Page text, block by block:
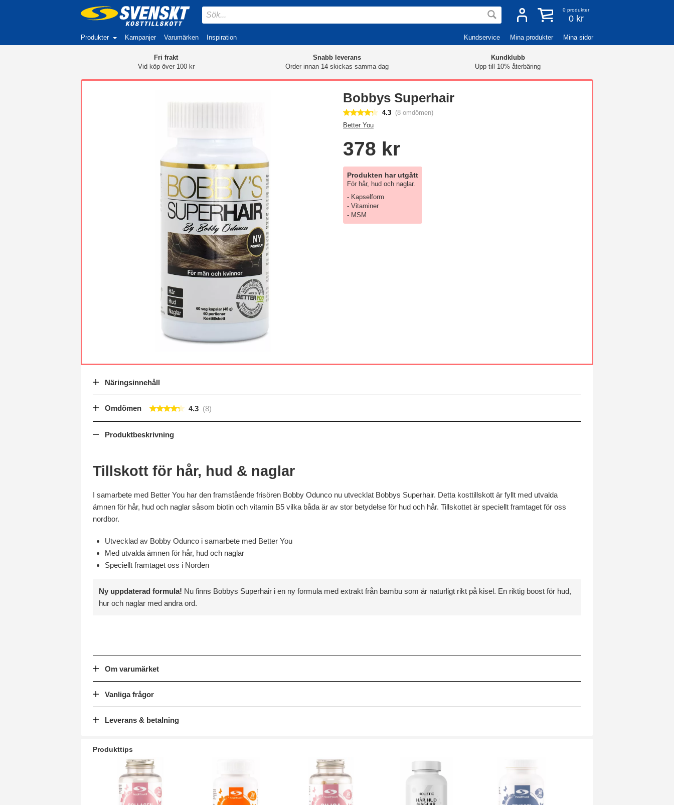
0 produkter
0 kr
Produkter Kampanjer Varumärken Inspiration Kundservice Mina produkter Mina sidor
Fri frakt
Vid köp över 100 kr
Snabb leverans
Order innan 14 skickas samma dag
Kundklubb
Upp till 10% återbäring
Bobbys Superhair
4.3 (8 omdömen)
Better You
378 kr
Produkten har utgått
För hår, hud och naglar.
- Kapselform
- Vitaminer
- MSM
Näringsinnehåll
Omdömen 4.3
Produktbeskrivning
Tillskott för hår, hud & naglar
I samarbete med Better You har den framstående frisören Bobby Odunco nu utvecklat Bobbys Superhair. Detta kosttillskott är fyllt med utvalda
ämnen för hår, hud och naglar såsom biotin och vitamin B5 vilka båda är av stor betydelse för hud och hår. Tillskottet är speciellt framtaget för oss
nordbor.
Utvecklad av Bobby Odunco i samarbete med Better You
Med utvalda ämnen för hår, hud och naglar
Speciellt framtaget oss i Norden
Ny uppdaterad formula! Nu finns Bobbys Superhair i en ny formula med extrakt från bambu som är naturligt rikt på kisel. En riktig boost för hud,
hur och naglar med andra ord.
Om varumärket
Vanliga frågor
Leverans & betalning
Produkttips